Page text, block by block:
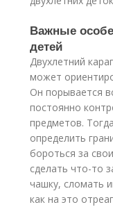
Важные
детей
Двухлетний
может
Он порывается
постоянно
предметов.
определить
бороться за
сделать что-то
чашку, сломать
как на это